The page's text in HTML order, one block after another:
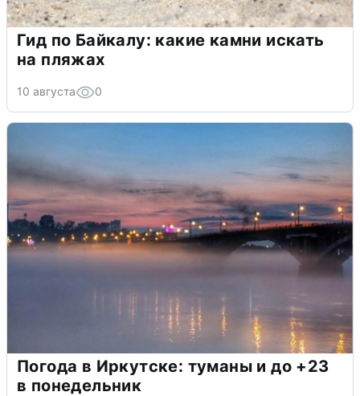
Гид по Байкалу: какие камни искать
на пляжах
10 августа 0
Погода в Иркутске: туманы и до +23
в понедельник